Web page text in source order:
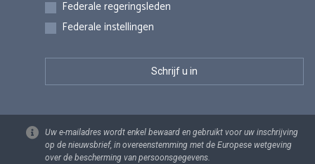
Federale regeringsleden
Federale instellingen
Uw e-mailadres wordt enkel bewaard en gebruikt voor uw inschrijving
op de nieuwsbrief, in overeenstemming met de Europese wetgeving
over de bescherming van persoonsgegevens.